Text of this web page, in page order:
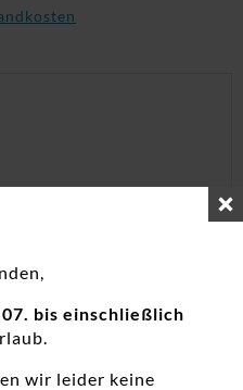
bis einschließlich
wir leider keine